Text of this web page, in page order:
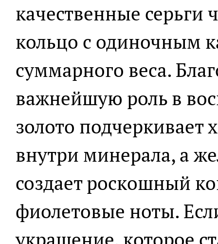
качественные серьги
кольцо с одиночным
суммарного веса.
важнейшую роль в
золото подчеркивает
внутри минерала, а
создает роскошный
фиолетовые ноты.